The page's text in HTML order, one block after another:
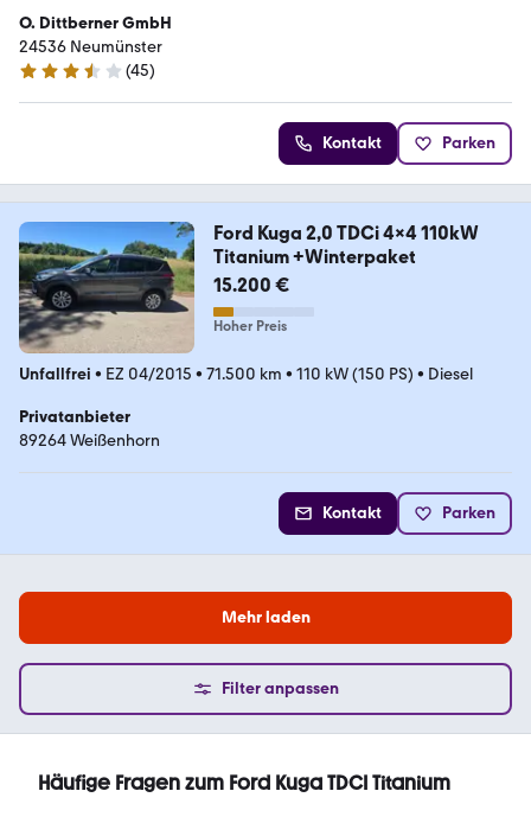
O. Dittberner GmbH
24536 Neumünster
3.7 Sterne
(45)
Kontakt Parken
Ford Kuga 2,0 TDCi 4x4 110kW
Titanium +Winterpaket
15.200 €
Hoher Preis
Unfallfrei • EZ 04/2015 • 71.500 km • 110 kW (150 PS) • Diesel
Privatanbieter
89264 Weißenhorn
Kontakt Parken
Mehr laden
Filter anpassen
Häufige Fragen zum Ford Kuga TDCI Titanium